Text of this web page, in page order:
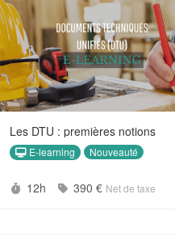
Les DTU : premières notions
E-learning Nouveauté
Durée :
12h Prix :
390 € Net de taxe